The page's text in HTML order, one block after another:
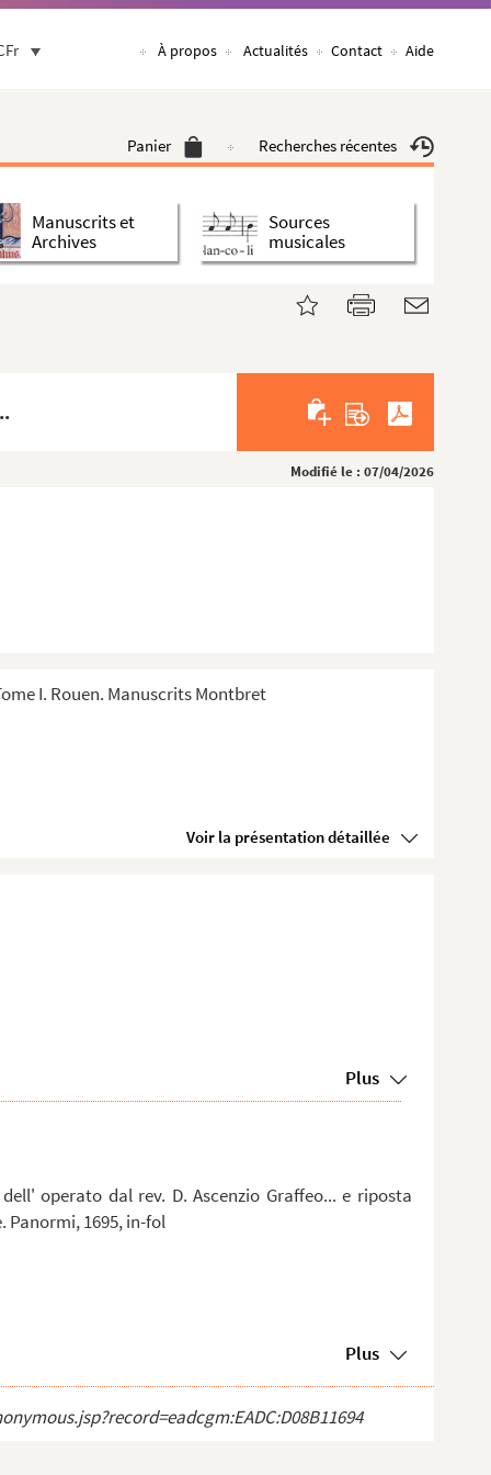
À propos Actualités Contact Aide
Panier Recherches récentes
Manuscrits et
Archives
Sources
musicales
Modifié le : 07/04/2026
I. Rouen. Manuscrits Montbret
Voir la présentation détaillée
Plus
operato dal rev. D. Ascenzio Graffeo... e riposta
Panormi, 1695, in-fol
Plus